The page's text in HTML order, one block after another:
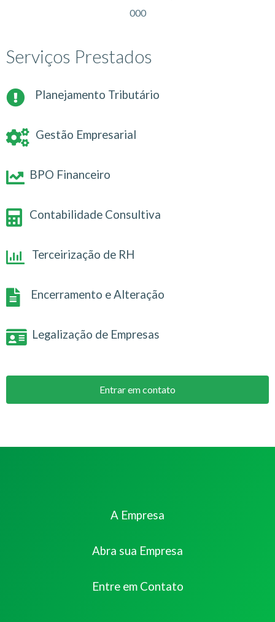
000
Serviços Prestados
Planejamento Tributário
Gestão Empresarial
BPO Financeiro
Contabilidade Consultiva
Terceirização de RH
Encerramento e Alteração
Legalização de Empresas
Entrar em contato
A Empresa
Abra sua Empresa
Entre em Contato